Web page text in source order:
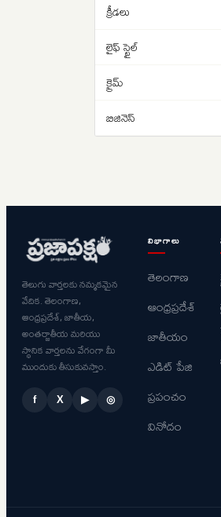
క్రీడలు
లైఫ్ స్టైల్
క్రైమ్
బిజినెస్
తెలుగు వార్తలకు నమ్మకమైన
వేదిక. తెలంగాణ,
ఆంధ్రప్రదేశ్, జాతీయ,
అంతర్జాతీయ మరియు
స్థానిక వార్తలను వేగంగా మీ
ముందుకు తీసుకువస్తాం.
f X ▶ ◎
విభాగాలు
తెలంగాణ
ఆంధ్రప్రదేశ్
జాతీయం
ఎడిట్ పేజి
ప్రపంచం
వినోదం